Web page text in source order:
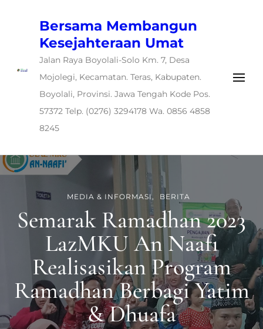
Bersama Membangun
Kesejahteraan Umat
Jalan Raya Boyolali-Solo Km. 7, Desa
Mojolegi, Kecamatan. Teras, Kabupaten.
Boyolali, Provinsi. Jawa Tengah Kode Pos.
57372 Telp. (0276) 3294178 Wa. 0856 4858
8245
MEDIA & INFORMASI BERITA
Semarak Ramadhan 2023
LazMKU An Naafi
Realisasikan Program
Ramadhan Berbagi Yatim
& Dhuafa